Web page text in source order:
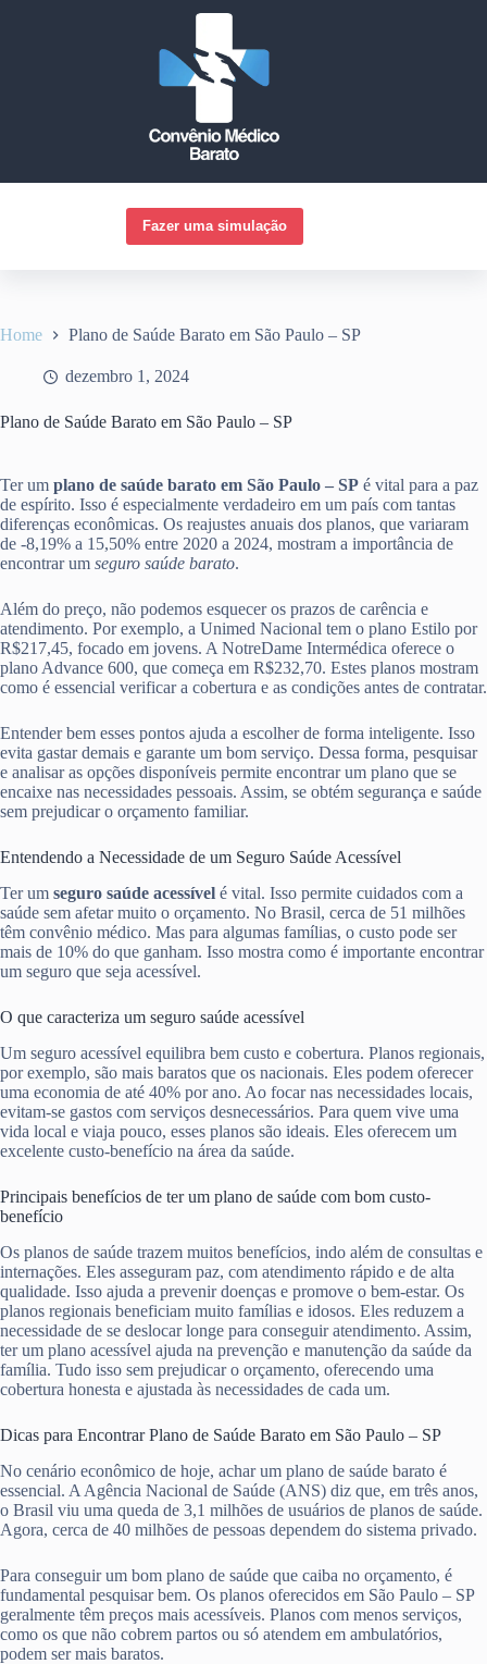
Fazer uma simulação
Home Plano de Saúde Barato em São Paulo – SP
dezembro 1, 2024
Plano de Saúde Barato em São Paulo – SP
Ter um plano de saúde barato em São Paulo – SP é vital para a paz
de espírito. Isso é especialmente verdadeiro em um país com tantas
diferenças econômicas. Os reajustes anuais dos planos, que variaram
de -8,19% a 15,50% entre 2020 a 2024, mostram a importância de
encontrar um seguro saúde barato.
Além do preço, não podemos esquecer os prazos de carência e
atendimento. Por exemplo, a Unimed Nacional tem o plano Estilo por
R$217,45, focado em jovens. A NotreDame Intermédica oferece o
plano Advance 600, que começa em R$232,70. Estes planos mostram
como é essencial verificar a cobertura e as condições antes de contratar.
Entender bem esses pontos ajuda a escolher de forma inteligente. Isso
evita gastar demais e garante um bom serviço. Dessa forma, pesquisar
e analisar as opções disponíveis permite encontrar um plano que se
encaixe nas necessidades pessoais. Assim, se obtém segurança e saúde
sem prejudicar o orçamento familiar.
Entendendo a Necessidade de um Seguro Saúde Acessível
Ter um seguro saúde acessível é vital. Isso permite cuidados com a
saúde sem afetar muito o orçamento. No Brasil, cerca de 51 milhões
têm convênio médico. Mas para algumas famílias, o custo pode ser
mais de 10% do que ganham. Isso mostra como é importante encontrar
um seguro que seja acessível.
O que caracteriza um seguro saúde acessível
Um seguro acessível equilibra bem custo e cobertura. Planos regionais,
por exemplo, são mais baratos que os nacionais. Eles podem oferecer
uma economia de até 40% por ano. Ao focar nas necessidades locais,
evitam-se gastos com serviços desnecessários. Para quem vive uma
vida local e viaja pouco, esses planos são ideais. Eles oferecem um
excelente custo-benefício na área da saúde.
Principais benefícios de ter um plano de saúde com bom custo-
benefício
Os planos de saúde trazem muitos benefícios, indo além de consultas e
internações. Eles asseguram paz, com atendimento rápido e de alta
qualidade. Isso ajuda a prevenir doenças e promove o bem-estar. Os
planos regionais beneficiam muito famílias e idosos. Eles reduzem a
necessidade de se deslocar longe para conseguir atendimento. Assim,
ter um plano acessível ajuda na prevenção e manutenção da saúde da
família. Tudo isso sem prejudicar o orçamento, oferecendo uma
cobertura honesta e ajustada às necessidades de cada um.
Dicas para Encontrar Plano de Saúde Barato em São Paulo – SP
No cenário econômico de hoje, achar um plano de saúde barato é
essencial. A Agência Nacional de Saúde (ANS) diz que, em três anos,
o Brasil viu uma queda de 3,1 milhões de usuários de planos de saúde.
Agora, cerca de 40 milhões de pessoas dependem do sistema privado.
Para conseguir um bom plano de saúde que caiba no orçamento, é
fundamental pesquisar bem. Os planos oferecidos em São Paulo – SP
geralmente têm preços mais acessíveis. Planos com menos serviços,
como os que não cobrem partos ou só atendem em ambulatórios,
podem ser mais baratos.